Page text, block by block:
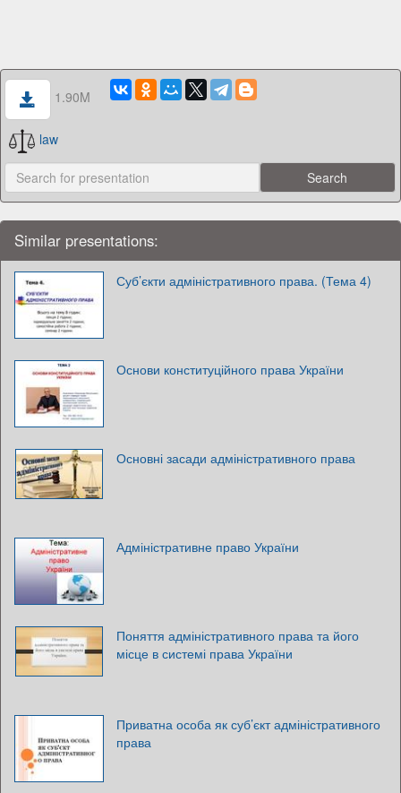
1.90M
law
Similar presentations:
Суб’єкти адміністративного права. (Тема 4)
Основи конституційного права України
Основні засади адміністративного права
Адміністративне право України
Поняття адміністративного права та його
місце в системі права України
Приватна особа як суб’єкт адміністративного
права